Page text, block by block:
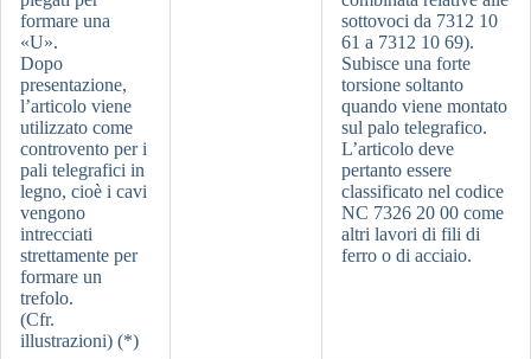
formare una
«U».
Dopo
presentazione,
l’articolo viene
utilizzato come
controvento per i
pali telegrafici in
legno, cioè i cavi
vengono
intrecciati
strettamente per
formare un
trefolo.
(Cfr.
illustrazioni) (*)
sottovoci da 7312 10
61 a 7312 10 69).
Subisce una forte
torsione soltanto
quando viene montato
sul palo telegrafico.
L’articolo deve
pertanto essere
classificato nel codice
NC 7326 20 00 come
altri lavori di fili di
ferro o di acciaio.